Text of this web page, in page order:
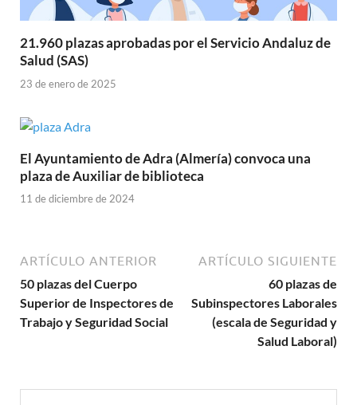
21.960 plazas aprobadas por el Servicio Andaluz de
Salud (SAS)
23 de enero de 2025
El Ayuntamiento de Adra (Almería) convoca una
plaza de Auxiliar de biblioteca
11 de diciembre de 2024
ARTÍCULO ANTERIOR
50 plazas del Cuerpo
Superior de Inspectores de
Trabajo y Seguridad Social
ARTÍCULO SIGUIENTE
60 plazas de
Subinspectores Laborales
(escala de Seguridad y
Salud Laboral)